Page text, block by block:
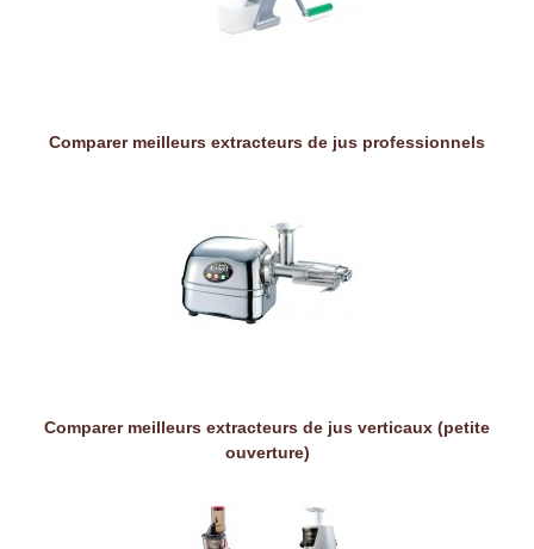
Comparer meilleurs extracteurs de jus professionnels
Comparer meilleurs extracteurs de jus verticaux (petite
ouverture)